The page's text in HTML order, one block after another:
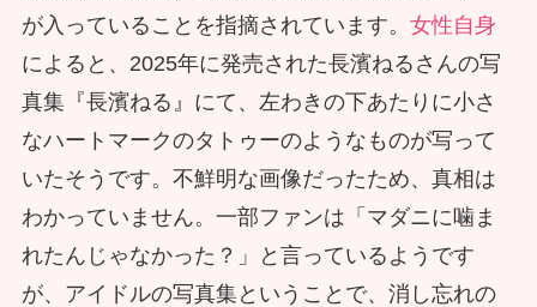
が入っていることを指摘されています。 女性自身
によると、2025年に発売された長濱ねるさんの写
真集『長濱ねる』にて、左わきの下あたりに小さ
なハートマークのタトゥーのようなものが写って
いたそうです。不鮮明な画像だったため、真相は
わかっていません。一部ファンは「マダニに噛ま
れたんじゃなかった？」と言っているようです
が、アイドルの写真集ということで、消し忘れの